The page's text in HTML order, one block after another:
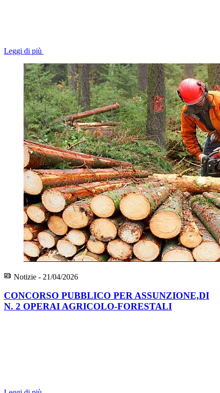
Leggi di più
Notizie - 21/04/2026
CONCORSO PUBBLICO PER ASSUNZIONE,DI
N. 2 OPERAI AGRICOLO-FORESTALI